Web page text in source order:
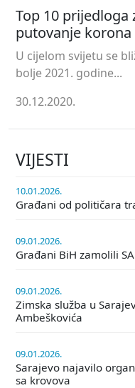
Top 10 prijedloga
putovanje korona
U cijelom svijetu se
bolje 2021. godine...
30.12.2020.
VIJESTI
10.01.2026.
Građani od političara
09.01.2026.
Građani BiH zamolili
09.01.2026.
Zimska služba u
Ambeškovića
09.01.2026.
Sarajevo najavilo
sa krovova